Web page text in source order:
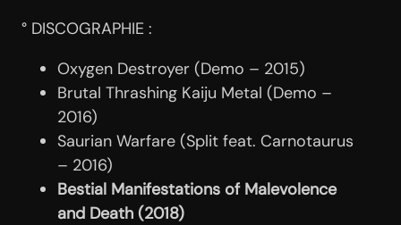
° DISCOGRAPHIE :
Oxygen Destroyer (Demo – 2015)
Brutal Thrashing Kaiju Metal (Demo –
2016)
Saurian Warfare (Split feat. Carnotaurus
– 2016)
Bestial Manifestations of Malevolence
and Death (2018)